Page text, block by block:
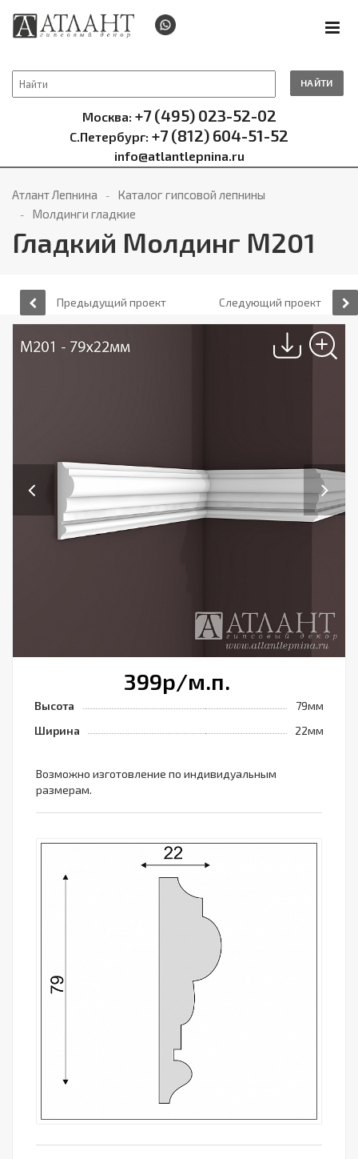
НАЙТИ
Москва: +7 (495) 023-52-02
С.Петербург: +7 (812) 604-51-52
info@atlantlepnina.ru
Атлант Лепнина
Каталог гипсовой лепнины
Молдинги гладкие
Гладкий Молдинг М201
Предыдущий проект Следующий проект
Next
399р/м.п.
Высота
79мм
Ширина
22мм
Возможно изготовление по индивидуальным
размерам.